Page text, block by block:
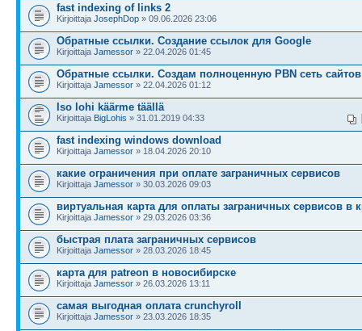
fast indexing of links 2
Kirjoittaja JosephDop » 09.06.2026 23:06
Обратные ссылки. Создание ссылок для Google
Kirjoittaja Jamessor » 22.04.2026 01:45
Обратные ссылки. Создам полноценную PBN сеть сайтов
Kirjoittaja Jamessor » 22.04.2026 01:12
Iso lohi käärme täällä
Kirjoittaja BigLohis » 31.01.2019 04:33
fast indexing windows download
Kirjoittaja Jamessor » 18.04.2026 20:10
какие ограничения при оплате заграничных сервисов
Kirjoittaja Jamessor » 30.03.2026 09:03
виртуальная карта для оплаты заграничных сервисов в
Kirjoittaja Jamessor » 29.03.2026 03:36
быстрая плата заграничных сервисов
Kirjoittaja Jamessor » 28.03.2026 18:45
карта для patreon в новосибирске
Kirjoittaja Jamessor » 26.03.2026 13:11
самая выгодная оплата crunchyroll
Kirjoittaja Jamessor » 23.03.2026 18:35